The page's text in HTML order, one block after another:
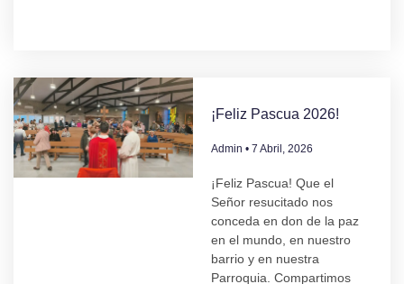
¡Feliz Pascua 2026!
Admin 7 Abril, 2026
¡Feliz Pascua! Que el
Señor resucitado nos
conceda en don de la paz
en el mundo, en nuestro
barrio y en nuestra
Parroquia. Compartimos